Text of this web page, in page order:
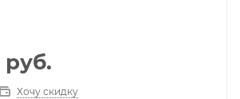
руб.
Хочу скидку